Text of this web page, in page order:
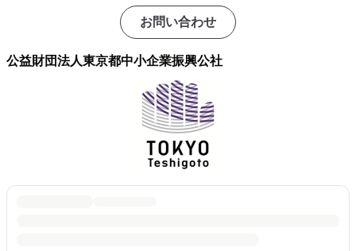
お問い合わせ
公益財団法人東京都中小企業振興公社